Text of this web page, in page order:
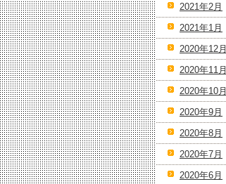
2021年2月
2021年1月
2020年12月
2020年11月
2020年10月
2020年9月
2020年8月
2020年7月
2020年6月